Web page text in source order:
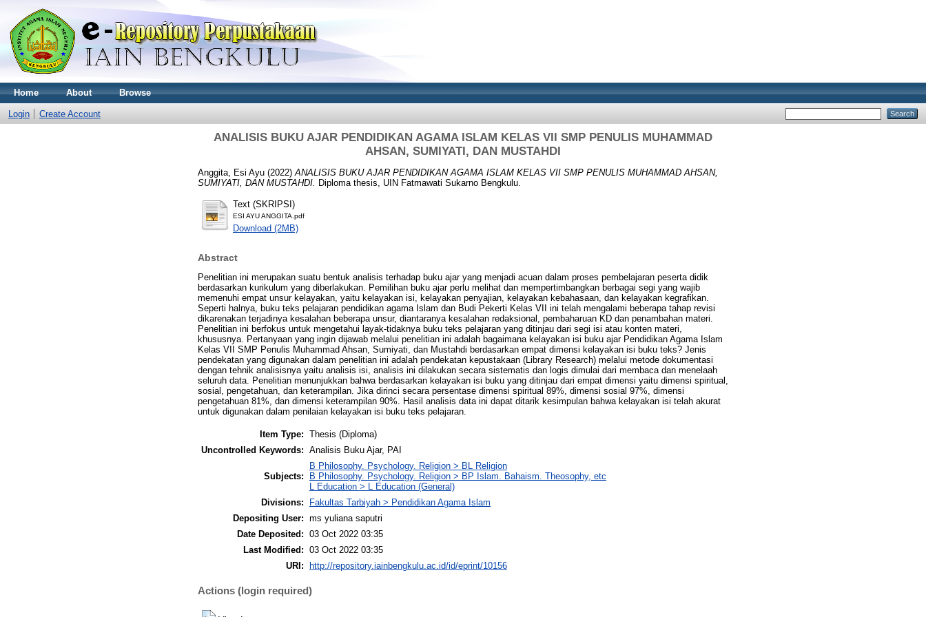
Home About Browse
Login Create Account
ANALISIS BUKU AJAR PENDIDIKAN AGAMA ISLAM KELAS VII SMP PENULIS MUHAMMAD
AHSAN, SUMIYATI, DAN MUSTAHDI
Anggita, Esi Ayu (2022) ANALISIS BUKU AJAR PENDIDIKAN AGAMA ISLAM KELAS VII SMP PENULIS MUHAMMAD AHSAN,
SUMIYATI, DAN MUSTAHDI.
Diploma thesis, UIN Fatmawati Sukarno Bengkulu.
Text (SKRIPSI)
ESI AYU ANGGITA.pdf
Download (2MB)
Abstract
Penelitian ini merupakan suatu bentuk analisis terhadap buku ajar yang menjadi acuan dalam proses pembelajaran peserta didik
berdasarkan kurikulum yang diberlakukan. Pemilihan buku ajar perlu melihat dan mempertimbangkan berbagai segi yang wajib
memenuhi empat unsur kelayakan, yaitu kelayakan isi, kelayakan penyajian, kelayakan kebahasaan, dan kelayakan kegrafikan.
Seperti halnya, buku teks pelajaran pendidikan agama Islam dan Budi Pekerti Kelas VII ini telah mengalami beberapa tahap revisi
dikarenakan terjadinya kesalahan beberapa unsur, diantaranya kesalahan redaksional, pembaharuan KD dan penambahan materi.
Penelitian ini berfokus untuk mengetahui layak-tidaknya buku teks pelajaran yang ditinjau dari segi isi atau konten materi,
khususnya. Pertanyaan yang ingin dijawab melalui penelitian ini adalah bagaimana kelayakan isi buku ajar Pendidikan Agama Islam
Kelas VII SMP Penulis Muhammad Ahsan, Sumiyati, dan Mustahdi berdasarkan empat dimensi kelayakan isi buku teks? Jenis
pendekatan yang digunakan dalam penelitian ini adalah pendekatan kepustakaan (Library Research) melalui metode dokumentasi
dengan tehnik analisisnya yaitu analisis isi, analisis ini dilakukan secara sistematis dan logis dimulai dari membaca dan menelaah
seluruh data. Penelitian menunjukkan bahwa berdasarkan kelayakan isi buku yang ditinjau dari empat dimensi yaitu dimensi spiritual,
sosial, pengetahuan, dan keterampilan. Jika dirinci secara persentase dimensi spiritual 89%, dimensi sosial 97%, dimensi
pengetahuan 81%, dan dimensi keterampilan 90%. Hasil analisis data ini dapat ditarik kesimpulan bahwa kelayakan isi telah akurat
untuk digunakan dalam penilaian kelayakan isi buku teks pelajaran.
Item Type: Thesis (Diploma)
Uncontrolled Keywords: Analisis Buku Ajar, PAI
Subjects:
B Philosophy. Psychology. Religion > BL Religion
B Philosophy. Psychology. Religion > BP Islam. Bahaism. Theosophy, etc
L Education > L Education (General)
Divisions:
Fakultas Tarbiyah > Pendidikan Agama Islam
Depositing User: ms yuliana saputri
Date Deposited: 03 Oct 2022 03:35
Last Modified: 03 Oct 2022 03:35
URI:
http://repository.iainbengkulu.ac.id/id/eprint/10156
Actions (login required)